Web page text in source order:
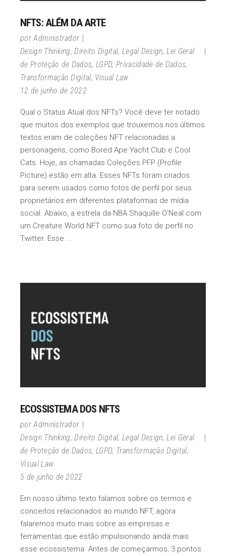
NFTS: ALÉM DA ARTE
porAdministrador
Design Thinking,Direito Digital, Legal Design,Lei Geral
de Proteção de Dados,LGPD, Privacidade de Dados,
Transformação Digital, Visual Law
12 de junho de 2022
Qual o Status Atual dos NFTs? Você deve ter notado
que muitos dos exemplos que trouxemos nos últimos
textos eram de coleções NFT relacionadas a
personagens, como Bored Ape Yacht Club e Cool
Cats. Hoje, as chamadas Coleções PFP (Profile
Picture) estão em alta. Esses NFTs foram criados
para serem usados como fotos de perfil por seus
proprietários em diferentes plataformas de mídia
social. Abaixo, a estrela da NBA Shaquille O'Neal com
um Creature World NFT como sua foto de perfil no
Twitter. Esse
ECOSSISTEMA DOS NFTS
porAdministrador
Design Thinking,Direito Digital, Legal Design,Lei Geral
de Proteção de Dados,LGPD, Transformação Digital,
Visual Law
5 de junho de 2022
Em nosso último texto falamos sobre os termos e
conceitos relacionados ao mundo NFT, agora
falaremos muito mais sobre as empresas e
ferramentas que estão impulsionando ainda mais
esse ecossistema. Antes de começarmos, 3 pontos